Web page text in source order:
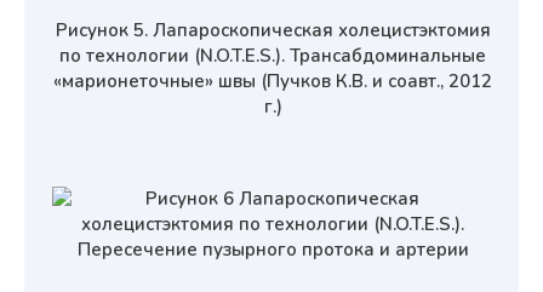
Рисунок 5. Лапароскопическая холецистэктомия
по технологии (N.O.T.E.S.). Трансабдоминальные
«марионеточные» швы (Пучков К.В. и соавт., 2012
г.)